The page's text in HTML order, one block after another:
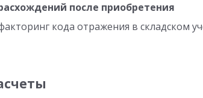
после приобретения
кода отражения в складском